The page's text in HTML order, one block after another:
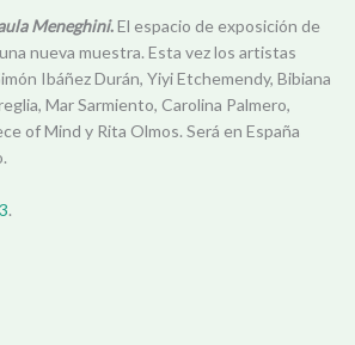
Meneghini.El espacio de exposición de
nueva muestra. Esta vez los artistas
Ibáñez Durán, Yiyi Etchemendy, Bibiana
Mar Sarmiento, Carolina Palmero,
of Mind y Rita Olmos. Será en España
.